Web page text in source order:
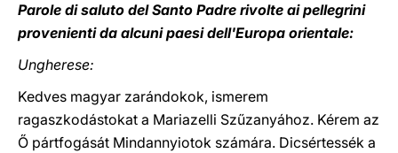
Parole di saluto del Santo Padre rivolte ai pellegrini
provenienti da alcuni paesi dell'Europa orientale:
Ungherese:
Kedves magyar zarándokok, ismerem
ragaszkodástokat a Mariazelli Szűzanyához. Kérem az
Ő pártfogását Mindannyiotok számára. Dicsértessék a